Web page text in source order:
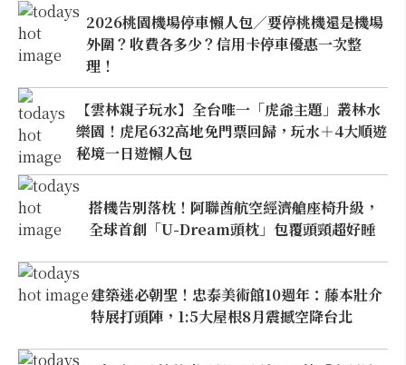
2026桃園機場停車懶人包／要停桃機還是機場
外圍？收費各多少？信用卡停車優惠一次整
理！
【雲林親子玩水】全台唯一「虎爺主題」叢林水
樂園！虎尾632高地免門票回歸，玩水＋4大順遊
秘境一日遊懶人包
搭機告別落枕！阿聯酋航空經濟艙座椅升級，
全球首創「U-Dream頭枕」包覆頭頸超好睡
建築迷必朝聖！忠泰美術館10週年：藤本壯介
特展打頭陣，1:5大屋根8月震撼空降台北